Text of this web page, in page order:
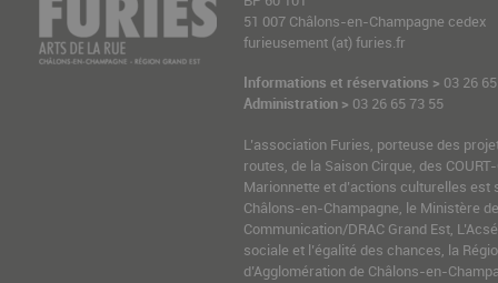
51 007 Châlons-en-Champagne cedex
furieusement (at) furies.fr
Informations et réservations > 03 26
Administration > 03 26 65 73 55
L’association Furies, porteuse des
routes, de la Saison Cirque, des
Marionnette et d’actions culturelles est
Châlons-en-Champagne, le Ministère
Communication/DRAC Grand Est,
sociale et l’égalité des chances, la
d’Agglomération de Châlons-en-